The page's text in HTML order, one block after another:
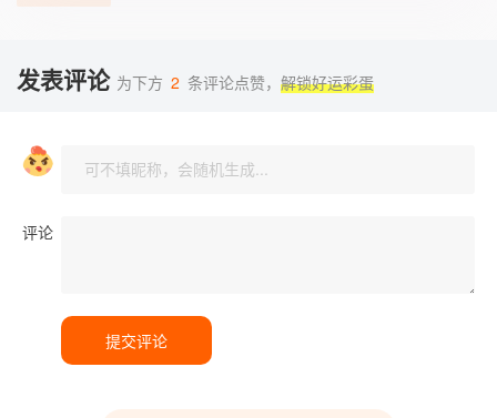
发表评论 为下方 2 条评论点赞， 解锁好运彩蛋
评论
提交评论